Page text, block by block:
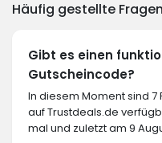
Häufig gestellte
Gibt es einen
Gutscheincode?
In diesem Moment sind
auf Trustdeals.de
mal und zuletzt am 9